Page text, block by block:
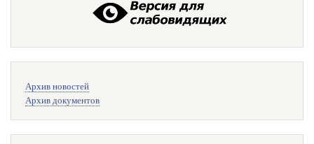
поиска
Архив новостей
Архив документов